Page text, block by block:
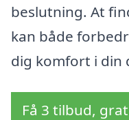
beslutning. At
kan både
dig komfort i din
Få 3 tilbud,